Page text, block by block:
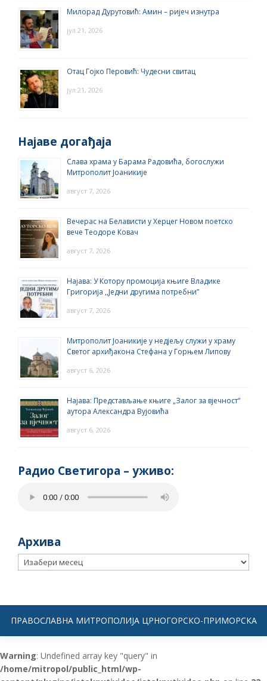
Милорад Дурутовић: Амин – ријеч изнутра
јул 21, 2026
Отац Гојко Перовић: Чудесни свитац
јул 21, 2026
Најаве догађаја
Слава храма у Барама Радовића, богослужи
Митрополит Јоаникије
август 7, 2026
Вечерас на Белависти у Херцег Новом поетско
вече Теодоре Ковач
август 7, 2026
Најава: У Котору промоција књиге Владике
Григорија ,,Једни другима потребни”
август 7, 2026
Митрополит Јоаникије у недјељу служи у храму
Светог архиђакона Стефана у Горњем Липову
август 6, 2026
Најава: Представљање књиге „Залог за вјечност“
аутора Александра Вујовића
август 6, 2026
Радио Светигора – yживо:
Архива
Архива
ПРАВОСЛАВНА МИТРОПОЛИЈА ЦРНОГОРСКО-ПРИМОРСКА
Warning: Undefined array key "query" in
/home/mitropol/public_html/wp-